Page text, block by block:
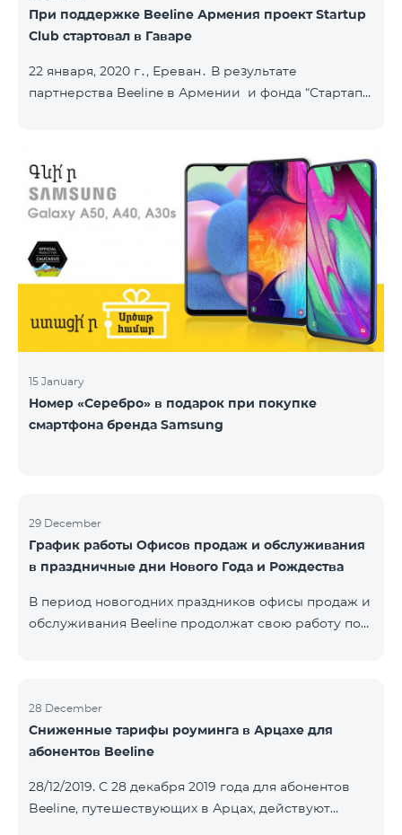
При поддержке Beeline Армения проект Startup
Club стартовал в Гаваре
22 января, 2020 г․, Ереван․ В результате
партнерства Beeline в Армении и фонда “Стартап
образовательная инициатива, цель которой –
помочь молодым людям из регионов раскрыть
свои предпринимательские способности и
повысить их социальную ответственность. Клубы
задействованы в ряде армянских общин: в
Апаране, Аштараке, Егварде, приграничных Коти,
Айгеховите, и уже в Гаваре. Гаварский кл
15 January
Номер «Серебро» в подарок при покупке
смартфона бренда Samsung
29 December
График работы Офисов продаж и обслуживания
в праздничные дни Нового Года и Рождества
В период новогодних праздников офисы продаж и
обслуживания Beeline продолжат свою работу по
2020 года.
28 December
Сниженные тарифы роуминга в Арцахе для
абонентов Beeline
28/12/2019. С 28 декабря 2019 года для абонентов
Beeline, путешествующих в Арцах, действуют